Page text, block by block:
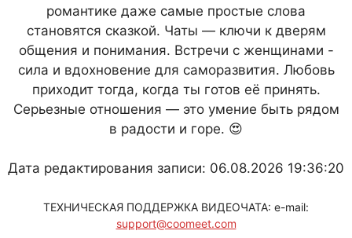
романтике даже самые простые слова
становятся сказкой. Чаты — ключи к дверям
общения и понимания. Встречи с женщинами -
сила и вдохновение для саморазвития. Любовь
приходит тогда, когда ты готов её принять.
Серьезные отношения — это умение быть рядом
в радости и горе. 😍
Дата редактирования записи: 06.08.2026 19:36:20
ТЕХНИЧЕСКАЯ ПОДДЕРЖКА ВИДЕОЧАТА: e-mail:
support@coomeet.com